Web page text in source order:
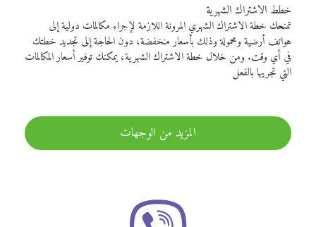
خطط الاشتراك الشهرية
تمنحك خطة الاشتراك الشهري المرونة اللازمة لإجراء مكالمات دولية إلى
هواتف أرضية ومحمولة وذلك بأسعار منخفضة، دون الحاجة إلى تجديد خطتك
في أي وقت. ومن خلال خطة الاشتراك الشهرية، يمكنك توفير أسعار المكالمات
التي تجريها بالفعل
المزيد من الوجهات